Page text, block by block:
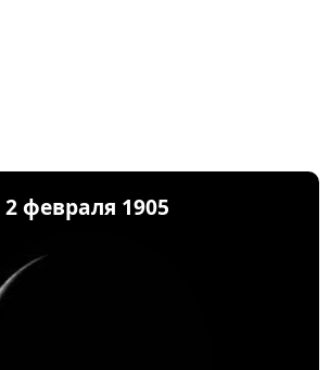
2 февраля 1905